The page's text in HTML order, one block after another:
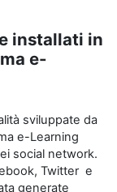
installati in
e-
sviluppate da
e-Learning
social network.
Twitter e
generate